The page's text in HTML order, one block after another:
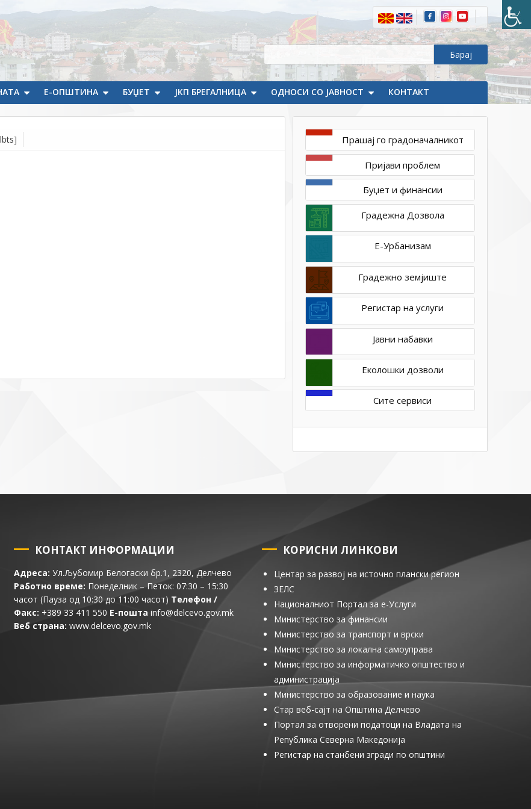
Е-ОПШТИНА БУЏЕТ ЈКП БРЕГАЛНИЦА ОДНОСИ СО ЈАВНОСТ КОНТАКТ
Прашај го градоначалникот
Пријави проблем
Буџет и финансии
Градежна Дозвола
Е-Урбанизам
Градежно земјиште
Регистар на услуги
Јавни набавки
Еколошки дозволи
Сите сервиси
КОНТАКТ ИНФОРМАЦИИ
Адреса: Ул.Љубомир Белогаски бр.1, 2320, Делчево
Работно време: Понеделник – Петок: 07:30 – 15:30
часот (Пауза од 10:30 до 11:00 часот) Телефон /
Факс: +389 33 411 550 Е-пошта info@delcevo.gov.mk
Веб страна: www.delcevo.gov.mk
КОРИСНИ ЛИНКОВИ
Центар за развој на источно плански регион
ЗЕЛС
Националниот Портал за е-Услуги
Министерство за финансии
Министерство за транспорт и врски
Министерство за локална самоуправа
Министерство за информатичко општество и
администрација
Министерство за образование и наука
Стар веб-сајт на Општина Делчево
Портал за отворени податоци на Владата на
Република Северна Македонија
Регистар на станбени згради по општини